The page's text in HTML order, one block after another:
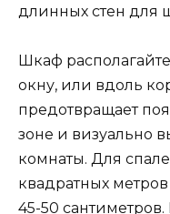
длинных стен для
Шкаф
окну, или вдоль
предотвращает
зоне и визуально
комнаты. Для
квадратных
45-50